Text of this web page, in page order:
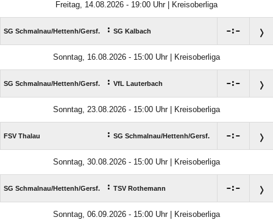
Freitag, 14.08.2026 - 19:00 Uhr | Kreisoberliga
SG Schmalnau/​Hettenh/​Gersf. : SG Kalbach :
Sonntag, 16.08.2026 - 15:00 Uhr | Kreisoberliga
SG Schmalnau/​Hettenh/​Gersf. : VfL Lauterbach :
Sonntag, 23.08.2026 - 15:00 Uhr | Kreisoberliga
FSV Thalau : SG Schmalnau/​Hettenh/​Gersf. :
Sonntag, 30.08.2026 - 15:00 Uhr | Kreisoberliga
SG Schmalnau/​Hettenh/​Gersf. : TSV Rothemann :
Sonntag, 06.09.2026 - 15:00 Uhr | Kreisoberliga